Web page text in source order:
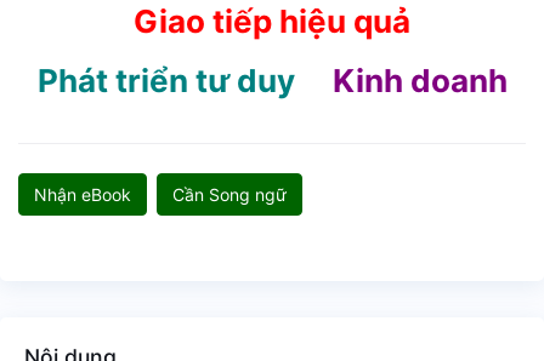
Giao tiếp hiệu quả
Phát triển tư duy
Kinh doanh
Tư duy vượt bậc
Nhận eBook Cần Song ngữ